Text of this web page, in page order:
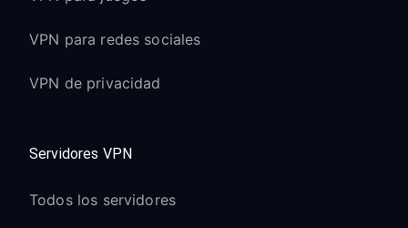
VPN para redes sociales
VPN de privacidad
Servidores VPN
Todos los servidores